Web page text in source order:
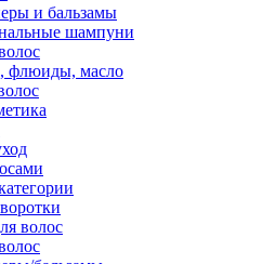
и бальзамы
шампуни
флюиды, масло
волос